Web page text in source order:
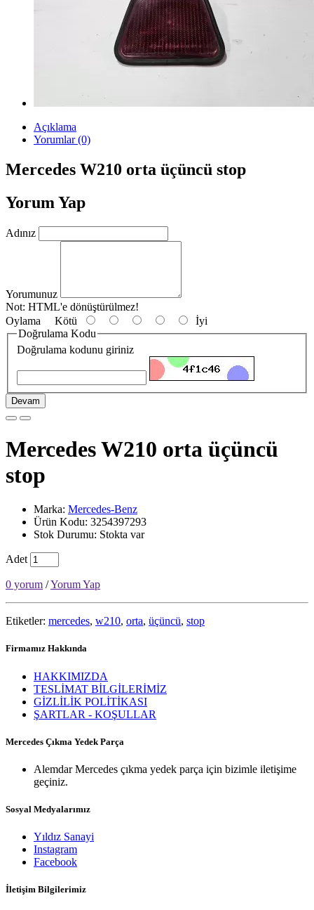
Açıklama
Yorumlar (0)
Mercedes W210 orta üçüncü stop
Yorum Yap
Adınız
Yorumunuz
Not: HTML'e dönüştürülmez!
Oylama Kötü
İyi
Doğrulama Kodu
Doğrulama kodunu giriniz
Devam
Mercedes W210 orta üçüncü
stop
Marka: Mercedes-Benz
Ürün Kodu: 3254397293
Stok Durumu: Stokta var
Adet
0 yorum /Yorum Yap
Etiketler: mercedes, w210, orta, üçüncü, stop
Firmamız Hakkında
HAKKIMIZDA
TESLİMAT BİLGİLERİMİZ
GİZLİLİK POLİTİKASI
ŞARTLAR - KOŞULLAR
Mercedes Çıkma Yedek Parça
Alemdar Mercedes çıkma yedek parça için bizimle iletişime
geçiniz.
Sosyal Medyalarımız
Yıldız Sanayi
Instagram
Facebook
İletişim Bilgilerimiz